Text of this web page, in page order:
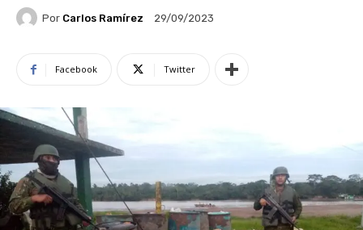
Por Carlos Ramírez 29/09/2023
Facebook Twitter